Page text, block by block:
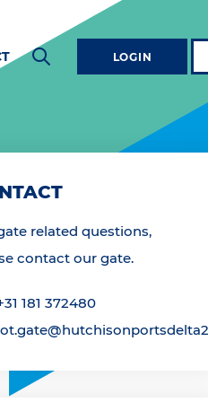
LOGIN
related questions,
contact our gate.
181 372480